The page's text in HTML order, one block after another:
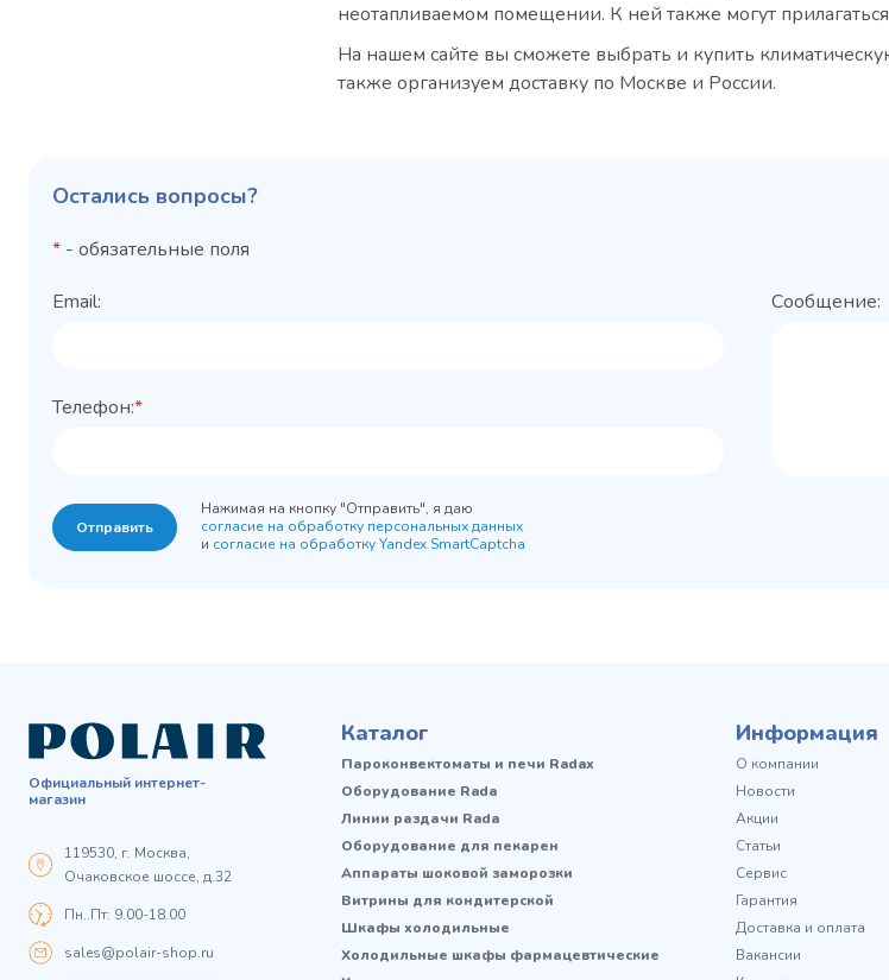
неотапливаемом помещении. К ней также могут
На нашем сайте вы сможете выбрать и купить
также организуем доставку по Москве и России.
Остались вопросы?
* - обязательные поля
Email:
Телефон:*
Сообщение:
Отправить
Нажимая на кнопку "Отправить", я даю
согласие на обработку персональных данных
и согласие на обработку Yandex SmartCaptcha
Официальный интернет-
магазин
119530, г. Москва,
Очаковское шоссе, д.32
Пн..Пт: 9.00-18.00
sales@polair-shop.ru
Каталог
Пароконвектоматы и печи Radax
Оборудование Rada
Линии раздачи Rada
Оборудование для пекарен
Аппараты шоковой заморозки
Витрины для кондитерской
Шкафы холодильные
Холодильные шкафы фармацевтические
Информация
О компании
Новости
Акции
Статьи
Сервис
Гарантия
Доставка и оплата
Вакансии